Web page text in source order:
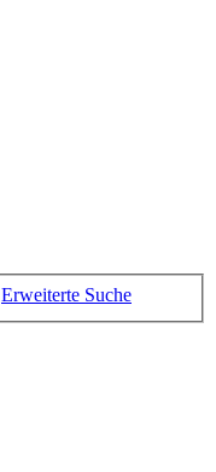
Erweiterte Suche